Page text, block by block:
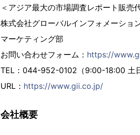
＜アジア最大の市場調査レポート販売
株式会社グローバルインフォメーショ
マーケティング部
お問い合わせフォーム： https://
TEL：044-952-0102（9:00-18:00 土
URL： https://www.gii.co.jp/
会社概要